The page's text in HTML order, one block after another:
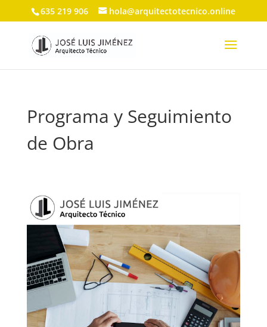
635 219 906 hola@arquitectotecnico.online
Programa y Seguimiento
de Obra